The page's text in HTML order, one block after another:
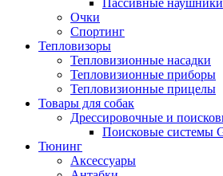
Пассивные наушники
Очки
Спортинг
Тепловизоры
Тепловизионные насадки
Тепловизионные приборы
Тепловизионные прицелы
Товары для собак
Дрессировочные и
Поисковые системы
Тюнинг
Аксессуары